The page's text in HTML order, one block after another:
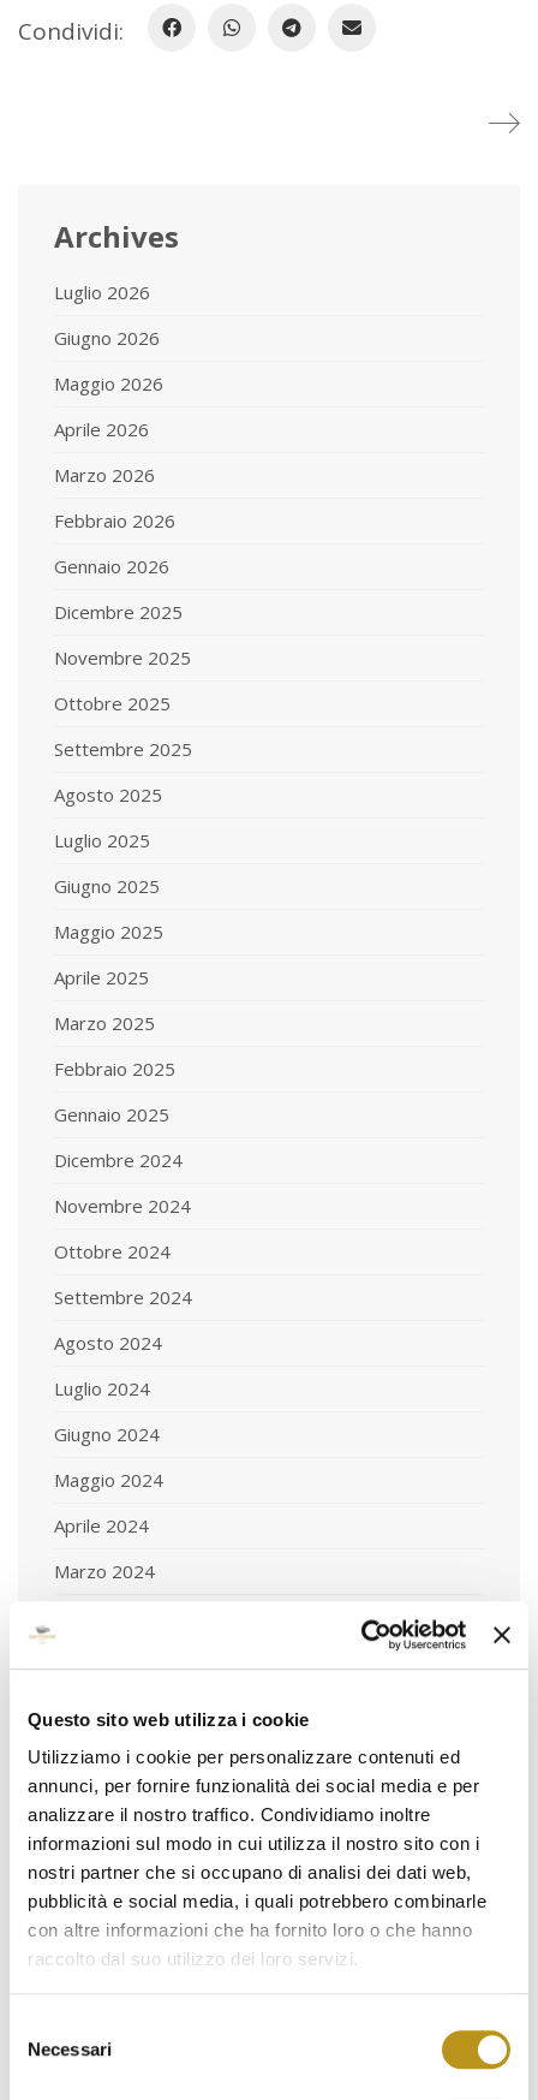
Questo sito web utilizza i cookie
Utilizziamo i cookie per personalizzare contenuti ed
annunci, per fornire funzionalità dei social media e per
analizzare il nostro traffico. Condividiamo inoltre
informazioni sul modo in cui utilizza il nostro sito con i
nostri partner che si occupano di analisi dei dati web,
pubblicità e social media, i quali potrebbero combinarle
con altre informazioni che ha fornito loro o che hanno
raccolto dal suo utilizzo dei loro servizi.
delNecessari
Condividi:
Archives
Luglio 2026
Giugno 2026
Maggio 2026
Aprile 2026
Marzo 2026
Febbraio 2026
Gennaio 2026
Dicembre 2025
Novembre 2025
Ottobre 2025
Settembre 2025
Agosto 2025
Luglio 2025
Giugno 2025
Maggio 2025
Aprile 2025
Marzo 2025
Febbraio 2025
Gennaio 2025
Dicembre 2024
Novembre 2024
Ottobre 2024
Settembre 2024
Agosto 2024
Luglio 2024
Giugno 2024
Maggio 2024
Aprile 2024
Marzo 2024
Dicembre 2023
Novembre 2023
Ottobre 2023
Settembre 2023
Agosto 2023
Luglio 2023